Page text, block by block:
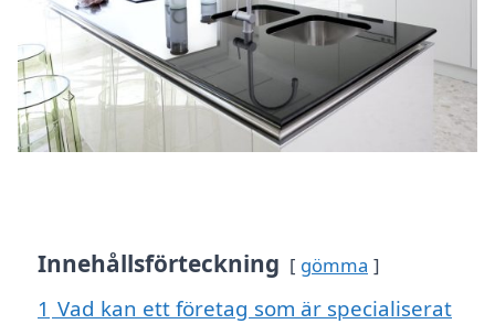
Innehållsförteckning gömma
1 Vad kan ett företag som är specialiserat